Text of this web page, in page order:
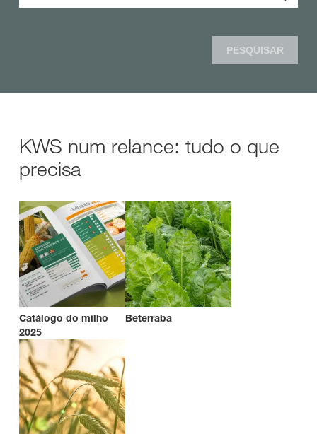
PESQUISAR
KWS num relance: tudo o que
precisa
Catálogo do milho
2025
Beterraba